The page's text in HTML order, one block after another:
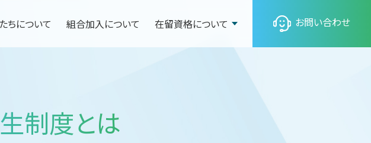
ちについて 組合加入について 在留資格について お問い合わせ
制度とは